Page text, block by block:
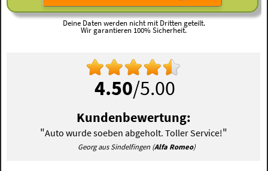
Deine Daten werden nicht mit Dritten geteilt.
Wir garantieren 100% Sicherheit.
4.50/5.00
Kundenbewertung:
"Auto wurde soeben abgeholt. Toller Service!"
Georg aus Sindelfingen (Alfa Romeo)